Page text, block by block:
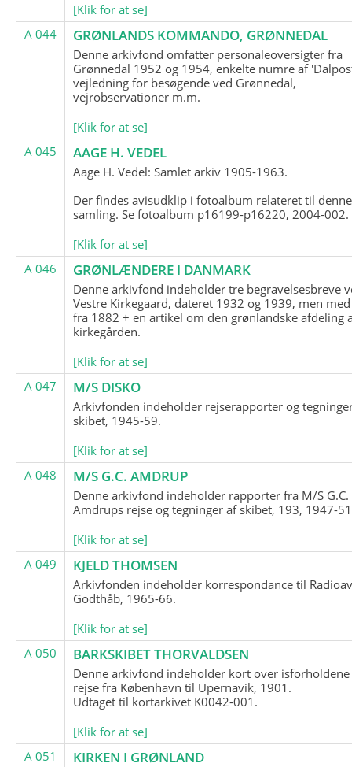
[Klik for at se]
A 044
GRØNLANDS KOMMANDO, GRØNNEDAL
Denne arkivfond omfatter personaleoversigter fra
Grønnedal 1952 og 1954, enkelte numre af
vejledning for besøgende ved Grønnedal,
vejrobservationer m.m.
[Klik for at se]
A 045
AAGE H. VEDEL
Aage H. Vedel: Samlet arkiv 1905-1963.
Der findes avisudklip i fotoalbum relateret til denne
samling. Se fotoalbum p16199-p16220, 2004-002.
[Klik for at se]
A 046
GRØNLÆNDERE I DANMARK
Denne arkivfond indeholder tre begravelsesbreve
Vestre Kirkegaard, dateret 1932 og 1939, men
fra 1882 + en artikel om den grønlandske afdeling
kirkegården.
[Klik for at se]
A 047
M/S DISKO
Arkivfonden indeholder rejserapporter og
skibet, 1945-59.
[Klik for at se]
A 048
M/S G.C. AMDRUP
Denne arkivfond indeholder rapporter fra M/S G.C.
Amdrups rejse og tegninger af skibet, 193, 1947-
[Klik for at se]
A 049
KJELD THOMSEN
Arkivfonden indeholder korrespondance til
Godthåb, 1965-66.
[Klik for at se]
A 050
BARKSKIBET THORVALDSEN
Denne arkivfond indeholder kort over
rejse fra København til Upernavik, 1901.
Udtaget til kortarkivet K0042-001.
[Klik for at se]
A 051
KIRKEN I GRØNLAND